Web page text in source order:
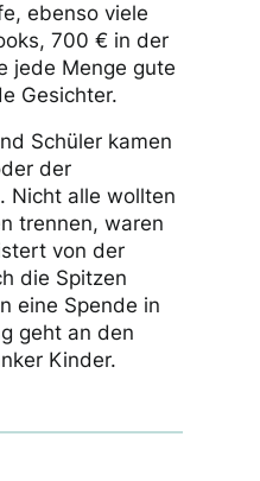
ebenso viele
700 € in der
jede Menge gute
Gesichter.
Schüler kamen
der
Nicht alle wollten
trennen, waren
von der
die Spitzen
eine Spende in
geht an den
Kinder.